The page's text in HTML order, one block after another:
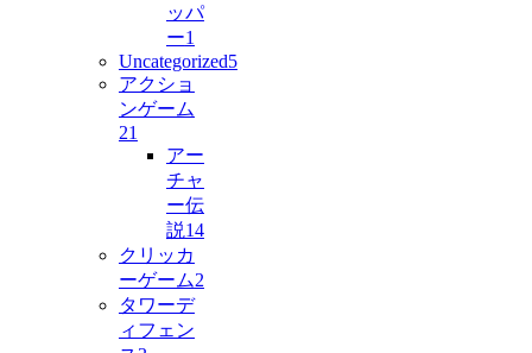
ッパ
ー1
Uncategorized5
アクショ
ンゲーム
21
アー
チャ
ー伝
説14
クリッカ
ーゲーム2
タワーデ
ィフェン